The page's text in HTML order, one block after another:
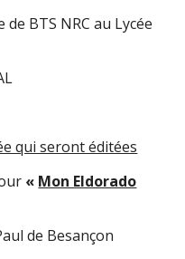
BTS NRC au Lycée
qui seront éditées
« Mon Eldorado
de Besançon